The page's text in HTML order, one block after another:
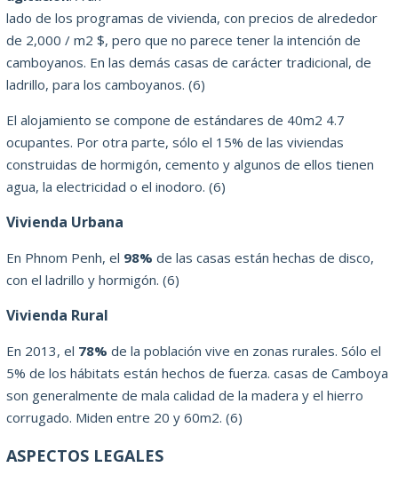
lado de los programas de vivienda, con precios de alrededor
de 2,000 / m2 $, pero que no parece tener la intención de
camboyanos. En las demás casas de carácter tradicional, de
ladrillo, para los camboyanos. (6)
El alojamiento se compone de estándares de 40m2 4.7
ocupantes. Por otra parte, sólo el 15% de las viviendas
construidas de hormigón, cemento y algunos de ellos tienen
agua, la electricidad o el inodoro. (6)
Vivienda Urbana
En Phnom Penh, el 98% de las casas están hechas de disco,
con el ladrillo y hormigón. (6)
Vivienda Rural
En 2013, el 78% de la población vive en zonas rurales. Sólo el
5% de los hábitats están hechos de fuerza. casas de Camboya
son generalmente de mala calidad de la madera y el hierro
corrugado. Miden entre 20 y 60m2. (6)
ASPECTOS LEGALES